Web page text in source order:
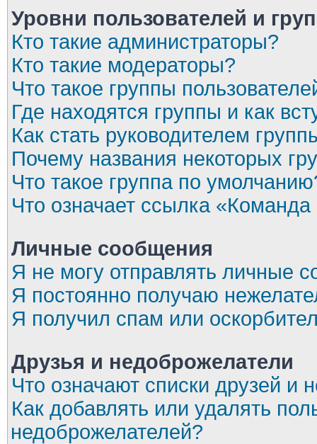
Уровни пользователей и
Кто такие администраторы?
Кто такие модераторы?
Что такое группы
Где находятся группы и как
Как стать руководителем
Почему названия некоторых
Что такое группа по
Что означает ссылка «Команда
Личные сообщения
Я не могу отправлять личные
Я постоянно получаю
Я получил спам или
Друзья и недоброжелатели
Что означают списки друзей и
Как добавлять или удалять
недоброжелателей?